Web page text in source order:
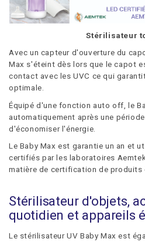
Stérilisateur
Avec un capteur d'ouverture du
Max s'éteint dès lors que le capot
contact avec les UVC ce qui
optimale.
Équipé d'une fonction auto off, le
automatiquement après une
d'économiser l'énergie.
Le Baby Max est garantie un an et
certifiés par les laboratoires
matière de certification de produits
Stérilisateur d'objets,
quotidien et appareils
Le stérilisateur UV Baby Max est